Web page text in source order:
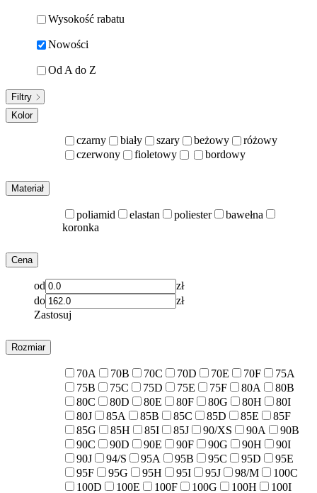
Wysokość rabatu
Nowości
Od A do Z
Filtry
Kolor
czarny biały szary beżowy
różowy
czerwony
fioletowy bordowy
Materiał
poliamid elastan poliester
bawełna
koronka
Cena
od
zł
do
zł
Zastosuj
Rozmiar
70A 70B 70C 70D 70E 70F
75A
75B
75C 75D 75E 75F 80A
80B
80C
80D 80E 80F 80G 80H
80I
80J
85A 85B 85C 85D 85E
85F
85G
85H 85I 85J 90/XS 90A
90B
90C
90D 90E 90F 90G 90H
90I
90J
94/S 95A 95B 95C 95D
95E
95F
95G 95H 95I 95J 98/M
100C
100D
100E 100F 100G 100H 100I